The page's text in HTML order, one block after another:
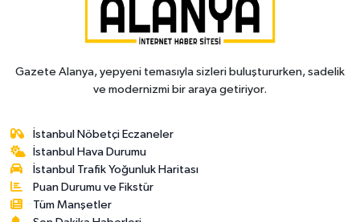
Gazete Alanya, yepyeni temasıyla sizleri buluştururken, sadelik
ve modernizmi bir araya getiriyor.
İstanbul Nöbetçi Eczaneler
İstanbul Hava Durumu
İstanbul Trafik Yoğunluk Haritası
Puan Durumu ve Fikstür
Tüm Manşetler